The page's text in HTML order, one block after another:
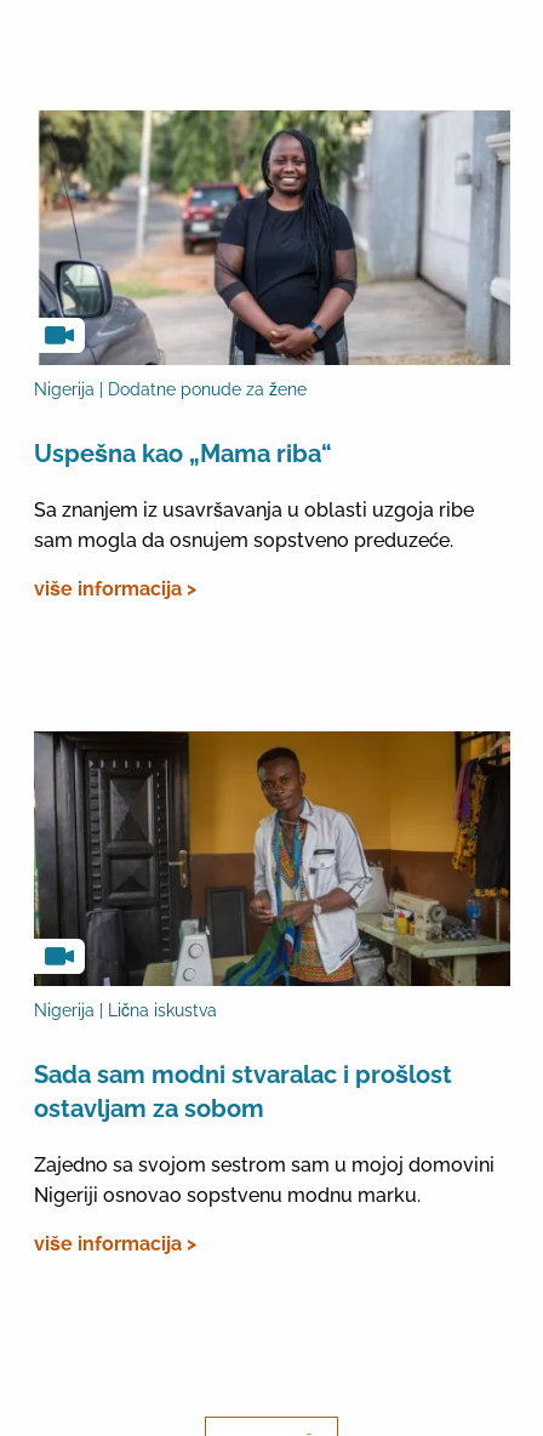
Nigerija | Dodatne ponude za žene
Uspešna kao „Mama riba“
Sa znanjem iz usavršavanja u oblasti uzgoja ribe
sam mogla da osnujem sopstveno preduzeće.
više informacija >
Nigerija | Lična iskustva
Sada sam modni stvaralac i prošlost
ostavljam za sobom
Zajedno sa svojom sestrom sam u mojoj domovini
Nigeriji osnovao sopstvenu modnu marku.
više informacija >